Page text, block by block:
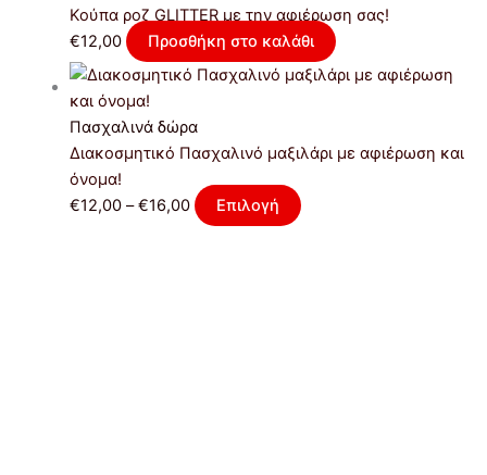
Κούπα ροζ GLITTER με την αφιέρωση σας!
€12,00 Προσθήκη στο καλάθι
Πασχαλινά δώρα
Διακοσμητικό Πασχαλινό μαξιλάρι με αφιέρωση και
όνομα!
€12,00 – €16,00 Επιλογή